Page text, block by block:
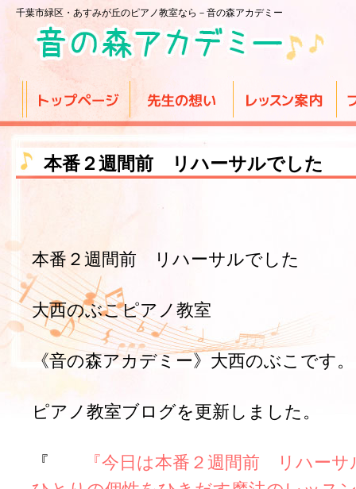
千葉市緑区・あすみが丘のピアノ教室なら－音の森アカデミー
本番２週間前 リハーサルでした
本番２週間前 リハーサルでした
大西のぶこピアノ教室
《音の森アカデミー》大西のぶこです。
ピアノ教室ブログを更新しました。
『
『今日は本番２週間前 リハーサ